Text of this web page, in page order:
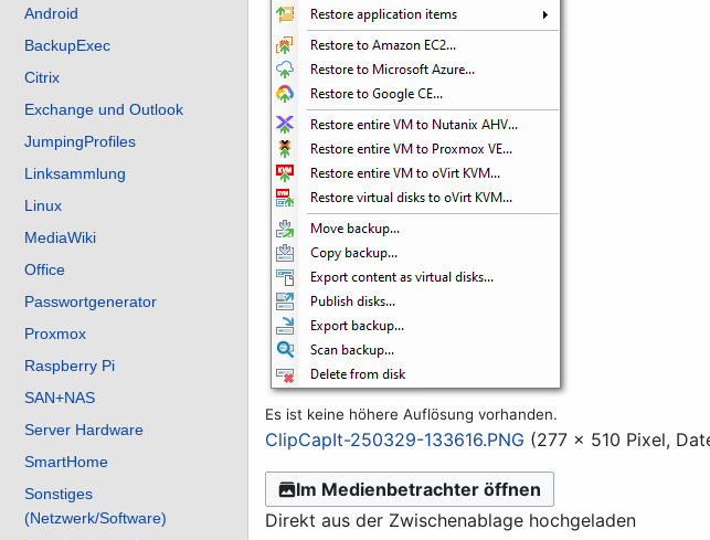
Android
BackupExec
Citrix
Exchange und Outlook
JumpingProfiles
Linksammlung
Linux
MediaWiki
Office
Passwortgenerator
Proxmox
Raspberry Pi
SAN+NAS
Server Hardware
SmartHome
Sonstiges
(Netzwerk/Software)
Es ist keine höhere Auflösung vorhanden.
ClipCapIt-250329-133616.PNG (277 × 510 Pixel,
Im Medienbetrachter öffnen
Direkt aus der Zwischenablage hochgeladen